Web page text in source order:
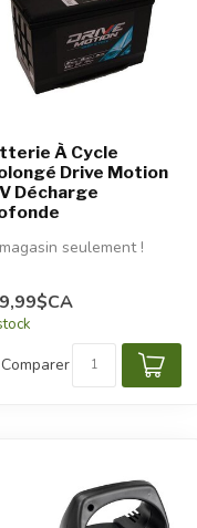
À Cycle
Drive Motion
Décharge
seulement !
Comparer